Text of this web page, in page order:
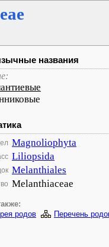
названия
Magnoliophyta
Liliopsida
Melanthiales
Melanthiaceae
родов
Перечень